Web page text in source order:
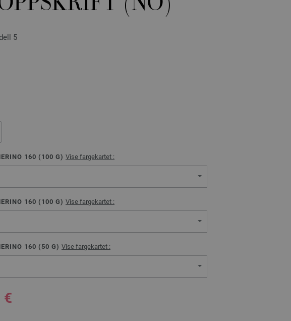
(NO)
5
160 ( 100 G) Vise fargekartet :
160 ( 100 G) Vise fargekartet :
160 ( 50 G) Vise fargekartet :
€